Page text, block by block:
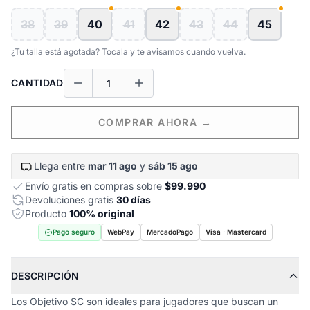
38 39 40 41 42 43 44 45
¿Tu talla está agotada? Tocala y te avisamos cuando vuelva.
CANTIDAD
COMPRAR AHORA →
Llega entre mar 11 ago y sáb 15 ago
Envío gratis en compras sobre $99.990
Devoluciones gratis 30 días
Producto 100% original
Pago seguro WebPay MercadoPago Visa · Mastercard
DESCRIPCIÓN
Los Objetivo SC son ideales para jugadores que buscan un